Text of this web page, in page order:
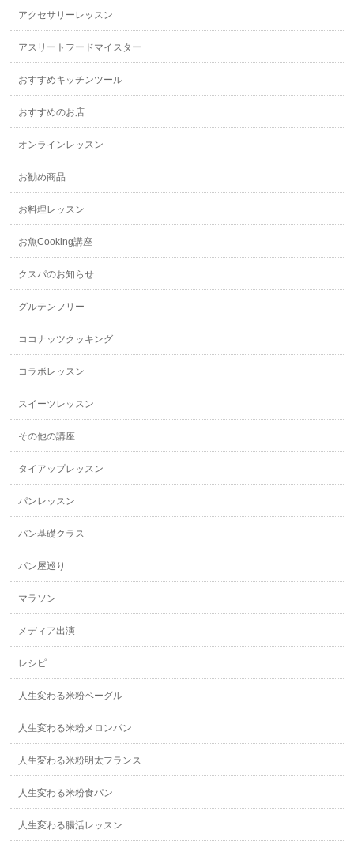
アクセサリーレッスン
アスリートフードマイスター
おすすめキッチンツール
おすすめのお店
オンラインレッスン
お勧め商品
お料理レッスン
お魚Cooking講座
クスパのお知らせ
グルテンフリー
ココナッツクッキング
コラボレッスン
スイーツレッスン
その他の講座
タイアップレッスン
パンレッスン
パン基礎クラス
パン屋巡り
マラソン
メディア出演
レシピ
人生変わる米粉ベーグル
人生変わる米粉メロンパン
人生変わる米粉明太フランス
人生変わる米粉食パン
人生変わる腸活レッスン